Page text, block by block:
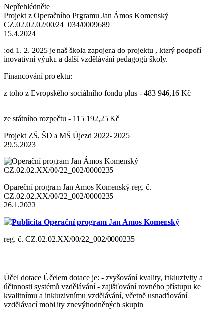
Nepřehlédněte
Projekt z Operačního Prgramu Jan Ámos Komenský
CZ.02.02.02/00/24_034/0009689
15.4.2024
:od 1. 2. 2025 je naš škola zapojena do projektu , který podpoří
inovativní výuku a další vzdělávání pedagogů školy.
Financování projektu:
z toho z Evropského sociálního fondu plus - 483 946,16 Kč
ze státního rozpočtu - 115 192,25 Kč
Projekt ZŠ, ŠD a MŠ Újezd 2022- 2025
29.5.2023
Opareční program Jan Amos Komenský reg. č.
CZ.02.02.XX/00/22_002/0000235
26.1.2023
Publicita Operační program Jan Amos Komenský
reg. č. CZ.02.02.XX/00/22_002/0000235
Účel dotace Účelem dotace je: - zvyšování kvality, inkluzivity a
účinnosti systémů vzdělávání - zajišťování rovného přístupu ke
kvalitnímu a inkluzivnímu vzdělávání, včetně usnadňování
vzdělávací mobility znevýhodněných skupin